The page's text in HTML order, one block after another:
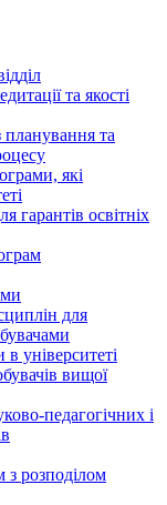
та якості
та
які
гарантів освітніх
для
в університеті
вищої
педагогічних і
з розподілoм